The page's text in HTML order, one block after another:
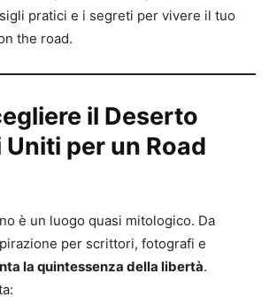
pratici e i segreti per vivere il tuo
the road.
il Deserto
per un Road
è un luogo quasi mitologico. Da
per scrittori, fotografi e
la quintessenza della libertà.